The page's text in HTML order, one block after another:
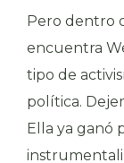
Pero dentro
encuentra
tipo de
política.
Ella ya ganó